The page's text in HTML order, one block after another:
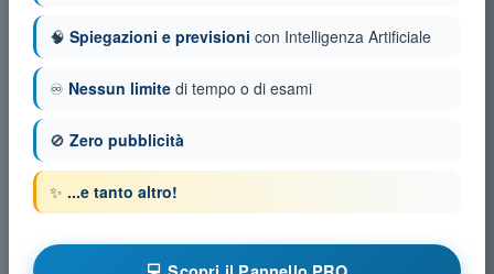
🧠 Spiegazioni e previsioni con Intelligenza Artificiale
♾️ Nessun limite di tempo o di esami
🚫 Zero pubblicità
✨ ...e tanto altro!